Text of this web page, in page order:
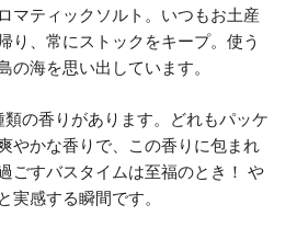
マティックソルト。いつもお土産
り、常にストックをキープ。使う
の海を思い出しています。
の香りがあります。どれもパッケ
やかな香りで、この香りに包まれ
ごすバスタイムは至福のとき！ や
実感する瞬間です。